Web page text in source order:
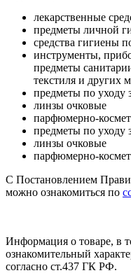
лекарственные
предметы личной
средства гигиены
инструменты,
предметы
текстиля и других
предметы по уходу
линзы очковые
парфюмерно-
предметы по уходу
линзы очковые
парфюмерно-
С Постановлением
можно ознакомиться по
Информация о товаре, в
ознакомительный
согласно ст.437 ГК РФ.